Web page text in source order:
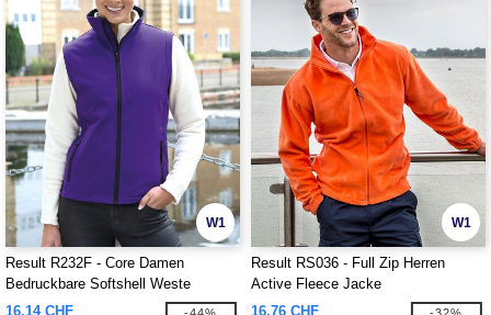
W1
Result R232F - Core Damen
Bedruckbare Softshell Weste
16,14 CHF
W1
Result RS036 - Full Zip Herren
Active Fleece Jacke
16,76 CHF